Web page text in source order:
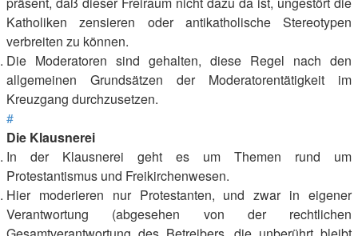
Katholiken zensieren oder antikatholische Stereotypen
verbreiten zu können.
Die Moderatoren sind gehalten, diese Regel nach den
allgemeinen Grundsätzen der Moderatorentätigkeit im
Kreuzgang durchzusetzen.
#
Die Klausnerei
In der Klausnerei geht es um Themen rund um
Protestantismus und Freikirchenwesen.
Hier moderieren nur Protestanten, und zwar in eigener
Verantwortung (abgesehen von der rechtlichen